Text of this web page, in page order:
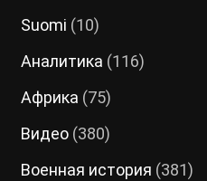
Suomi (10)
Аналитика (116)
Африка (75)
Видео(380)
Военная история (381)